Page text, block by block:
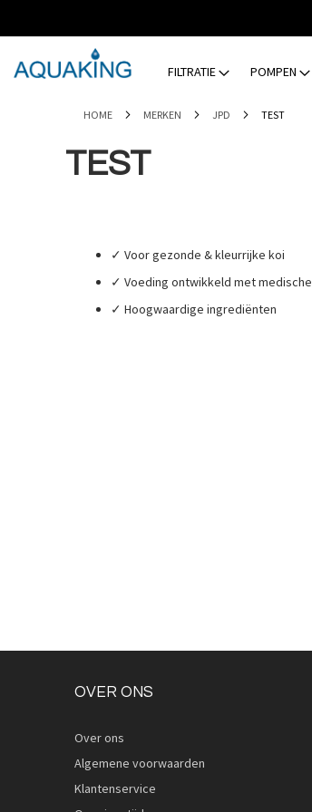
NAAR
INHOUD
FILTRATIE POMPEN
HOME MERKEN JPD TEST
TEST
✓ Voor gezonde & kleurrijke koi
✓ Voeding ontwikkeld met
✓ Hoogwaardige ingrediënten
OVER ONS
Over ons
Algemene voorwaarden
Klantenservice